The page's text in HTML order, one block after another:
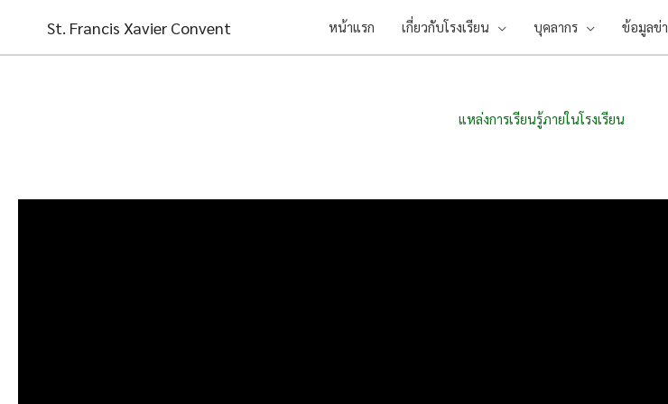
content
St. Francis Xavier Convent หน้าแรก เกี่ยวกับโรงเรียน บุคลากร ข้อมูลข่
แหล่งการเรียนรู้ภายในโรงเรียน